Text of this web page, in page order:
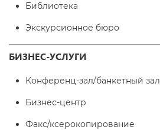
Библиотека
Экскурсионное бюро
БИЗНЕС-УСЛУГИ
Конференц-зал/банкетный зал
Бизнес-центр
Факс/ксерокопирование